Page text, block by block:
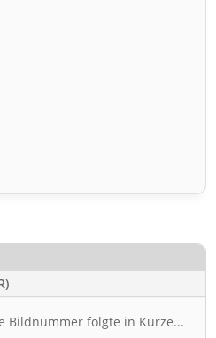
Bildnummer folgte in Kürze...